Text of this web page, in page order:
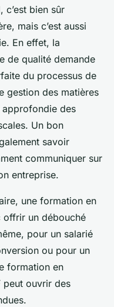
c’est bien sûr
mais c’est aussi
En effet, la
de qualité demande
du processus de
gestion des matières
approfondie des
Un bon
savoir
communiquer sur
entreprise.
une formation en
offrir un débouché
pour un salarié
ou pour un
formation en
peut ouvrir des